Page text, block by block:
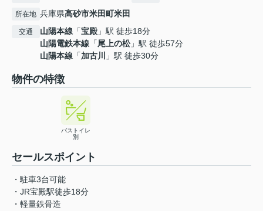
所在地 兵庫県高砂市米田町米田
交通 山陽本線 「宝殿 」駅 徒歩18分
山陽電鉄本線 「尾上の松」駅 徒歩57分
山陽本線 「加古川 」駅 徒歩30分
物件の特徴
バストイレ
別
セールスポイント
・駐車3台可能
・JR宝殿駅徒歩18分
・軽量鉄骨造